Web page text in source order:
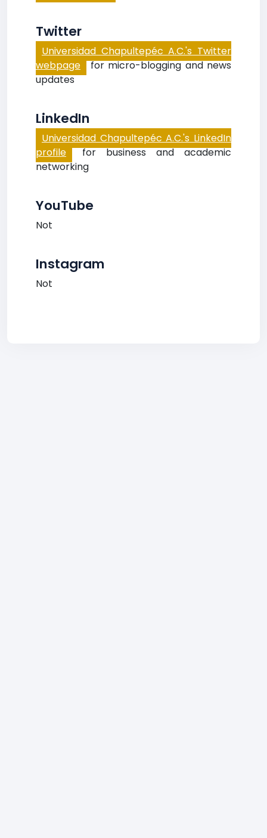
Twitter
Universidad Chapultepéc A.C.'s Twitter
webpage for micro-blogging and news
updates
LinkedIn
Universidad Chapultepéc A.C.'s LinkedIn
profile for business and academic
networking
YouTube
Not
Instagram
Not